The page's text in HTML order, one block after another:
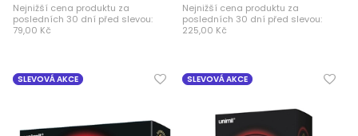
Nejnižší cena produktu za
posledních 30 dní před slevou:
79,00 Kč
Nejnižší cena produktu za
posledních 30 dní před slevou:
225,00 Kč
SLEVOVÁ AKCE SLEVOVÁ AKCE